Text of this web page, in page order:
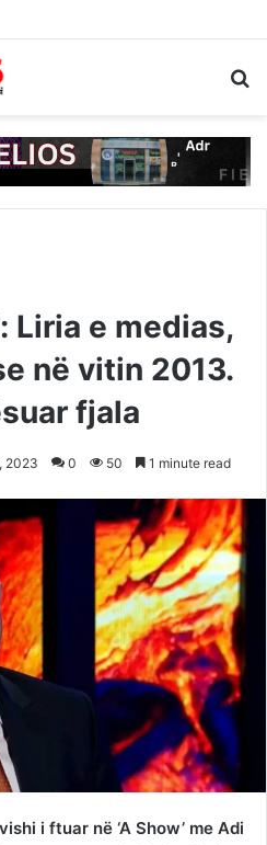
Liria e medias,
në vitin 2013.
fjala
2023 0 50 1 minute read
i ftuar në ‘A Show’ me Adi